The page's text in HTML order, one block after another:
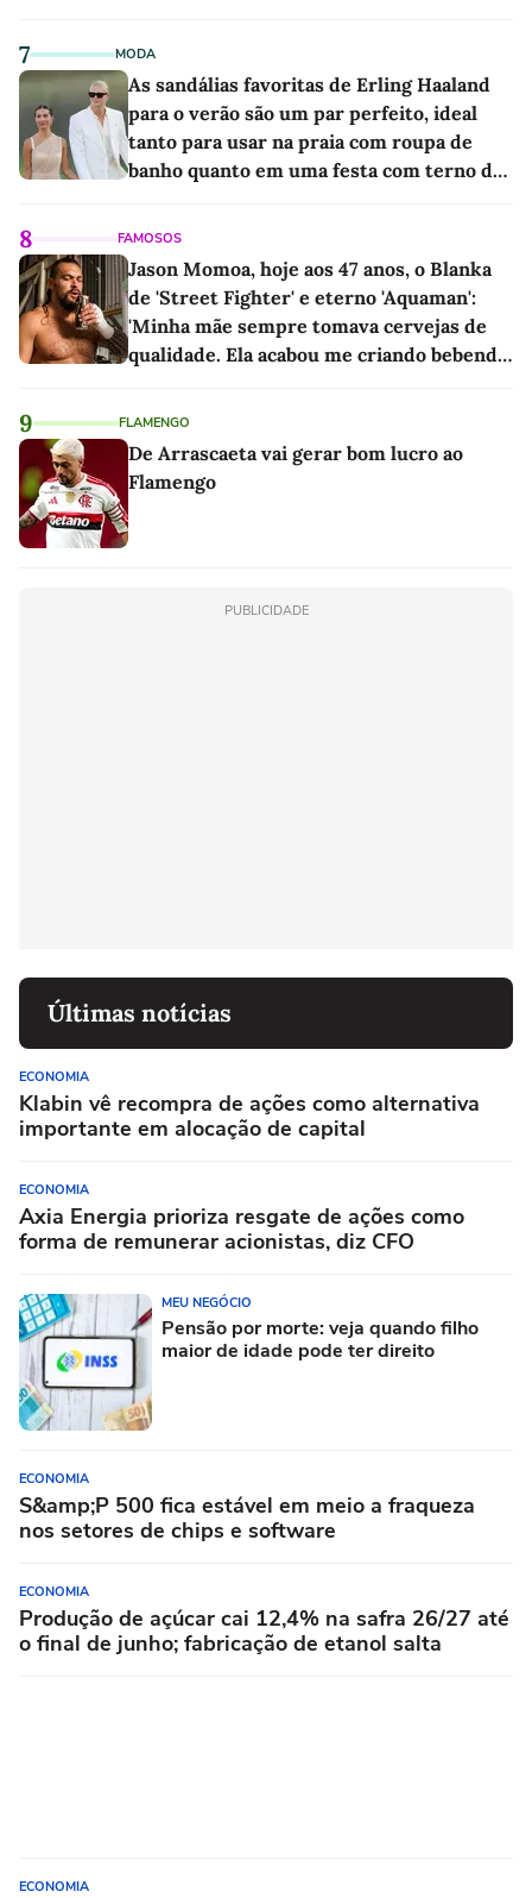
7 MODA
As sandálias favoritas de Erling Haaland
para o verão são um par perfeito, ideal
tanto para usar na praia com roupa de
banho quanto em uma festa com terno de
8 FAMOSOS
Jason Momoa, hoje aos 47 anos, o Blanka
de 'Street Fighter' e eterno 'Aquaman':
'Minha mãe sempre tomava cervejas de
qualidade. Ela acabou me criando bebendo
9 FLAMENGO
De Arrascaeta vai gerar bom lucro ao
Flamengo
PUBLICIDADE
Últimas notícias
ECONOMIA
Klabin vê recompra de ações como alternativa
importante em alocação de capital
ECONOMIA
Axia Energia prioriza resgate de ações como
forma de remunerar acionistas, diz CFO
MEU NEGÓCIO
Pensão por morte: veja quando filho
maior de idade pode ter direito
ECONOMIA
S&amp;P 500 fica estável em meio a fraqueza
nos setores de chips e software
ECONOMIA
Produção de açúcar cai 12,4% na safra 26/27 até
o final de junho; fabricação de etanol salta
ECONOMIA